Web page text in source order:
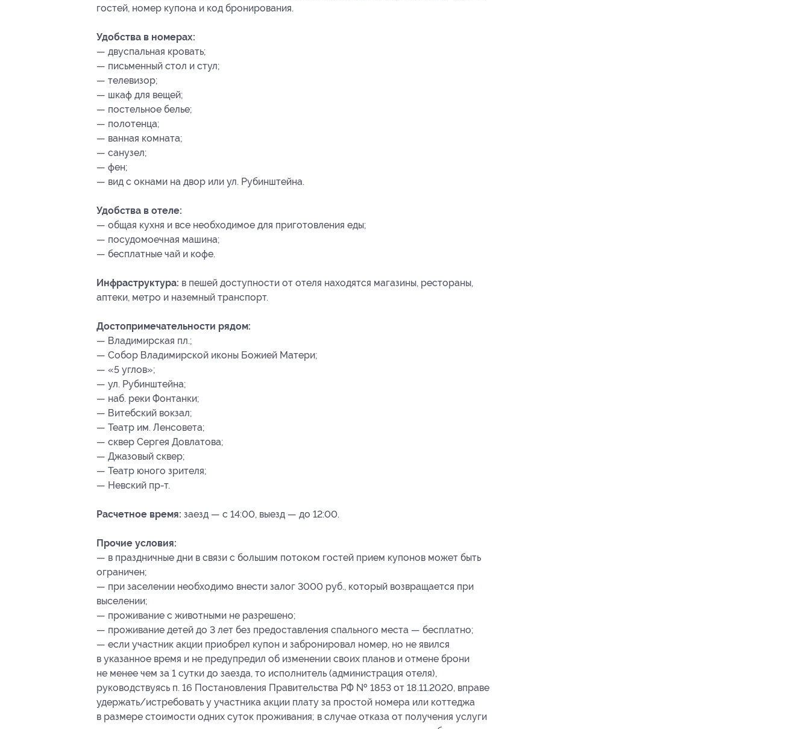
гостей, номер купона и код бронирования.
Удобства в номерах:
— двуспальная кровать;
— письменный стол и стул;
— телевизор;
— шкаф для вещей;
— постельное белье;
— полотенца;
— ванная комната;
— санузел;
— фен;
— вид с окнами на двор или ул. Рубинштейна.
Удобства в отеле:
— общая кухня и все необходимое для приготовления еды;
— посудомоечная машина;
— бесплатные чай и кофе.
Инфраструктура: в пешей доступности от отеля находятся магазины, рестораны,
аптеки, метро и наземный транспорт.
Достопримечательности рядом:
— Владимирская пл.;
— Собор Владимирской иконы Божией Матери;
— «5 углов»;
— ул. Рубинштейна;
— наб. реки Фонтанки;
— Витебский вокзал;
— Театр им. Ленсовета;
— сквер Сергея Довлатова;
— Джазовый сквер;
— Театр юного зрителя;
— Невский пр-т.
Расчетное время: заезд — с 14:00, выезд — до 12:00.
Прочие условия:
— в праздничные дни в связи с большим потоком гостей прием купонов может быть
ограничен;
— при заселении необходимо внести залог 3000 руб., который возвращается при
выселении;
— проживание с животными не разрешено;
— проживание детей до 3 лет без предоставления спального места — бесплатно;
— если участник акции приобрел купон и забронировал номер, но не явился
в указанное время и не предупредил об изменении своих планов и отмене брони
не менее чем за 1 сутки до заезда, то исполнитель (администрация отеля),
руководствуясь п. 16 Постановления Правительства РФ № 1853 от 18.11.2020, вправе
удержать/истребовать у участника акции плату за простой номера или коттеджа
в размере стоимости одних суток проживания; в случае отказа от получения услуги